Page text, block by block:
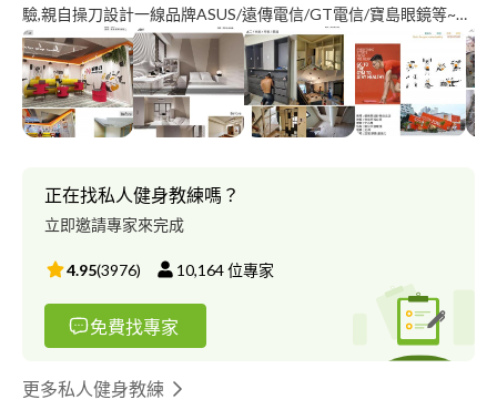
驗,親自操刀設計一線品牌ASUS/遠傳電信/GT電信/寶島眼鏡等~還
有住宅設計與施工,受業主肯定。 我們專為服務商業空間,住家設計
工程 歡迎諮詢??? 本公司有專業工程管理證照(認可證字號
40EB018596) 景泰設計室內裝修工程行jing_tai_design 網路官網.
臉書.賴官網都可找到我們 官網: https://www.jing-tai-design.com/
?溫馨提醒? 我知道在這平台太多訊息了，懇請撥一點時間了解我們
先丈量規劃平面圖與初估報價 設計師到府場刊丈量一趟3600元，
如有簽約可免費，感謝支持? ?住宅簡易報價 1.住宅設計費(平面,水
電,燈具,立面,繪製精細3D,材質,風格,提案) 1坪約4_6千一坪 2.工程
費用(坪) 新屋3_5萬/中古屋8_10萬 3.監工費用 約總工程10%-15%
(依照專案有所不同)(不含室裝申請) ?商業空間簡易報價 1.商業空間
設計費:依據空間主題複雜度評估設計費約一坪4500-6000元(要看
複雜度） 2.工程報價:一般商業空間管線都會重新配管，工程預算
(不含室裝申請) 室內設計費用PRO360公佈費用
https://www.pro360.com.tw/price/interior_design ?溫馨提醒? 1.
正在找私人健身教練嗎？
立即邀請專家來完成
4.95(3976) 10,164位專家
免費找專家
更多私人健身教練